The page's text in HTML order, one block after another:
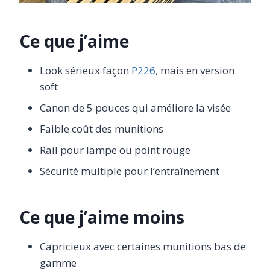
Ce que j’aime
Look sérieux façon P226, mais en version
soft
Canon de 5 pouces qui améliore la visée
Faible coût des munitions
Rail pour lampe ou point rouge
Sécurité multiple pour l’entraînement
Ce que j’aime moins
Capricieux avec certaines munitions bas de
gamme